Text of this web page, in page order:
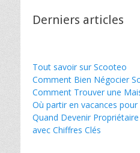
Derniers articles
Tout savoir sur Scooteo
Comment Bien Négocier
Comment Trouver une
Où partir en vacances pour
Quand Devenir
avec Chiffres Clés